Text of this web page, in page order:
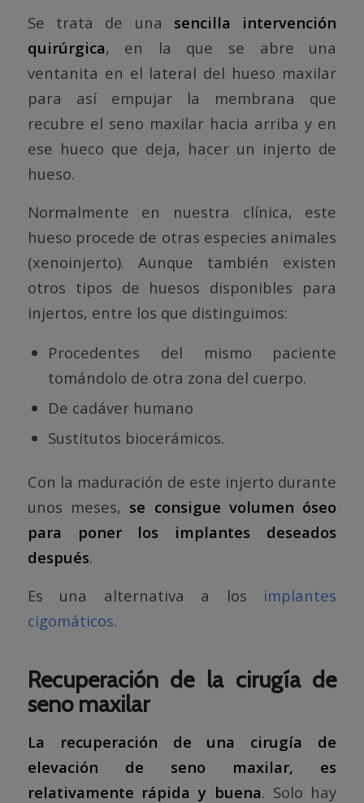
Se trata de una sencilla intervención
quirúrgica, en la que se abre una
ventanita en el lateral del hueso maxilar
para así empujar la membrana que
recubre el seno maxilar hacia arriba y en
ese hueco que deja, hacer un injerto de
hueso.
Normalmente en nuestra clínica, este
hueso procede de otras especies animales
(xenoinjerto). Aunque también existen
otros tipos de huesos disponibles para
injertos, entre los que distinguimos:
Procedentes del mismo paciente
tomándolo de otra zona del cuerpo.
De cadáver humano
Sustitutos biocerámicos.
Con la maduración de este injerto durante
unos meses, se consigue volumen óseo
para poner los implantes deseados
después.
Es una alternativa a los implantes
cigomáticos.
Recuperación de la cirugía de
seno maxilar
La recuperación de una cirugía de
elevación de seno maxilar, es
relativamente rápida y buena. Solo hay